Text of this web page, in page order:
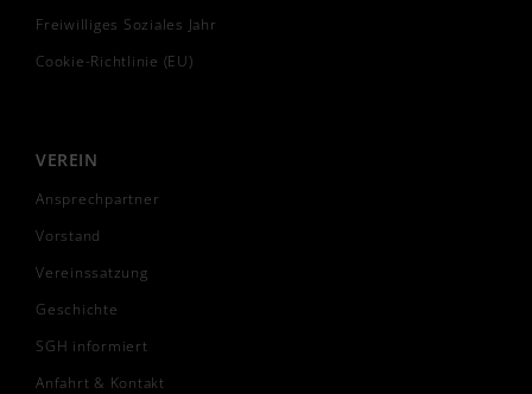
Freiwilliges Soziales Jahr
Cookie-Richtlinie (EU)
VEREIN
Ansprechpartner
Vorstand
Vereinssatzung
Geschichte
SGH informiert
Anfahrt & Kontakt